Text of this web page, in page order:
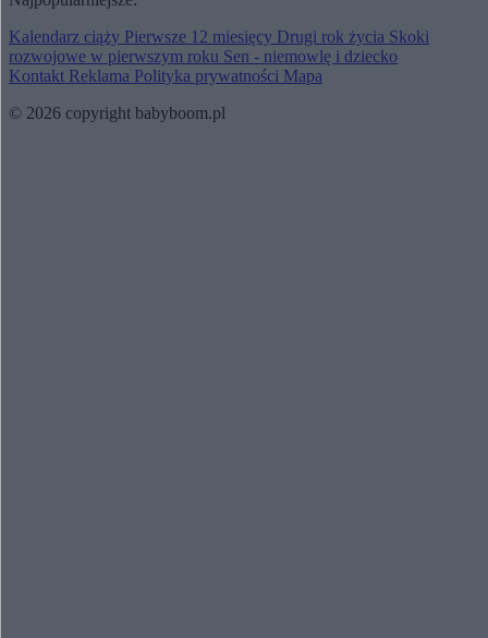
Kalendarz ciąży Pierwsze 12 miesięcy Drugi rok życia Skoki
rozwojowe w pierwszym roku Sen - niemowlę i dziecko
Kontakt Reklama Polityka prywatności Mapa
© 2026 copyright babyboom.pl